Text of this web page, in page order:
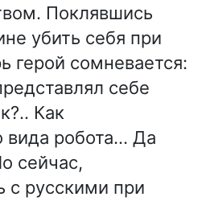
Поклявшись
убить себя при
герой сомневается:
себе
Как
вида робота… Да
сейчас,
с русскими при